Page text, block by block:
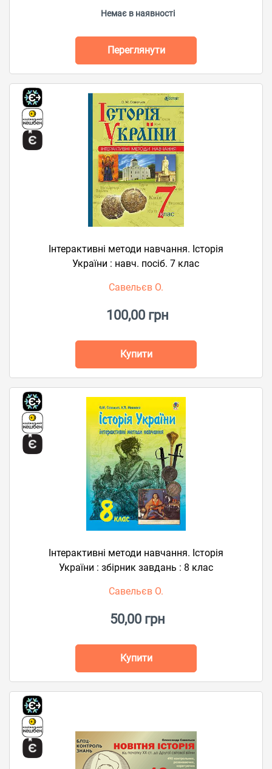
Немає в наявності
Переглянути
Інтерактивні методи навчання. Історія
України : навч. посіб. 7 клас
Савельєв О.
100,00 грн
Купити
Інтерактивні методи навчання. Історія
України : збірник завдань : 8 клас
Савельєв О.
50,00 грн
Купити